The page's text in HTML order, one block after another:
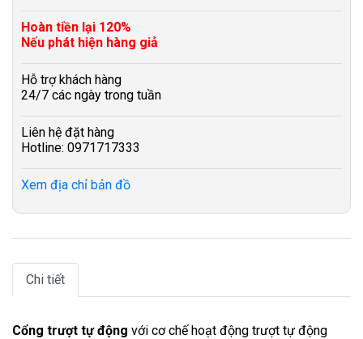
Hoàn tiền lại 120%
Nếu phát hiện hàng giả
Hỗ trợ khách hàng
24/7 các ngày trong tuần
Liên hệ đặt hàng
Hotline: 0971717333
Xem địa chỉ bản đồ
Chi tiết
Cổng trượt tự động với cơ chế hoạt động trượt tự động